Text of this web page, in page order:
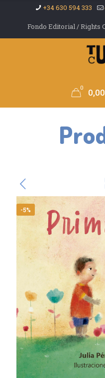
+34 630 594 333
Fondo Editorial / Rights
0 0,00
-5%